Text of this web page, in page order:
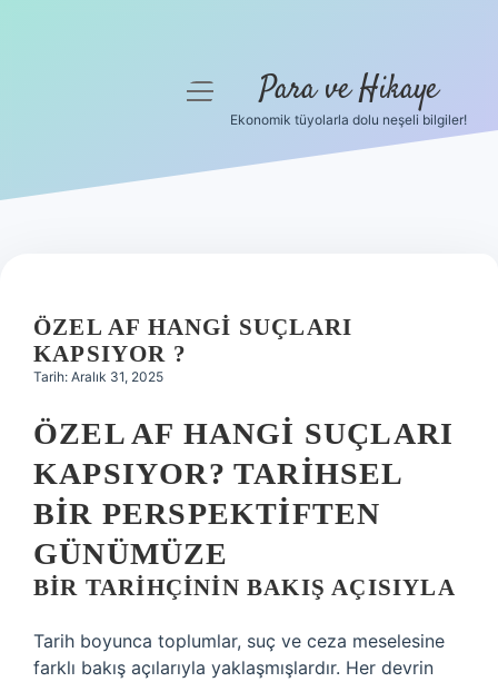
Hakkımızda
menüyü
Para ve Hikaye
Ekonomik tüyolarla dolu neşeli bilgiler!
ÖZEL AF HANGI SUÇLARI
KAPSIYOR ?
Tarih: Aralık 31, 2025
ÖZEL AF HANGI SUÇLARI
KAPSIYOR? TARIHSEL
BIR PERSPEKTIFTEN
GÜNÜMÜZE
BIR TARIHÇININ BAKIŞ AÇISIYLA
Tarih boyunca toplumlar, suç ve ceza meselesine
farklı bakış açılarıyla yaklaşmışlardır. Her devrin